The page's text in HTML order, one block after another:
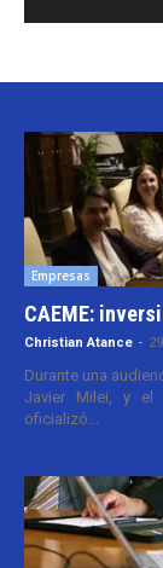
Empresas
CAEME:
Christian Atance -
Durante una
Javier Milei, y el
oficializó...